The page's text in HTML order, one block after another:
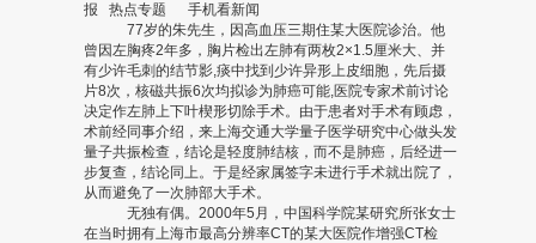
报 热点专题 手机看新闻
77岁的朱先生，因高血压三期住某大医院诊治。他
曾因左胸疼2年多，胸片检出左肺有两枚2×1.5厘米大、并
有少许毛刺的结节影,痰中找到少许异形上皮细胞，先后摄
片8次，核磁共振6次均拟诊为肺癌可能,医院专家术前讨论
决定作左肺上下叶楔形切除手术。由于患者对手术有顾虑，
术前经同事介绍，来上海交通大学量子医学研究中心做头发
量子共振检查，结论是轻度肺结核，而不是肺癌，后经进一
步复查，结论同上。于是经家属签字未进行手术就出院了，
从而避免了一次肺部大手术。
无独有偶。2000年5月，中国科学院某研究所张女士
在当时拥有上海市最高分辨率CT的某大医院作增强CT检